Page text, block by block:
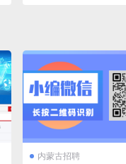
内蒙古招聘